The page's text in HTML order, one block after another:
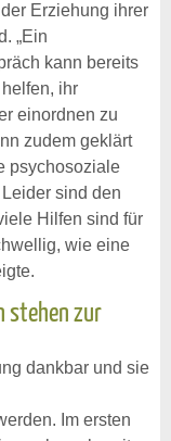
Erziehung ihrer
„Ein
kann bereits
ihr
einordnen zu
zudem geklärt
psychosoziale
sind den
Hilfen sind für
wie eine
stehen zur
dankbar und sie
Im ersten